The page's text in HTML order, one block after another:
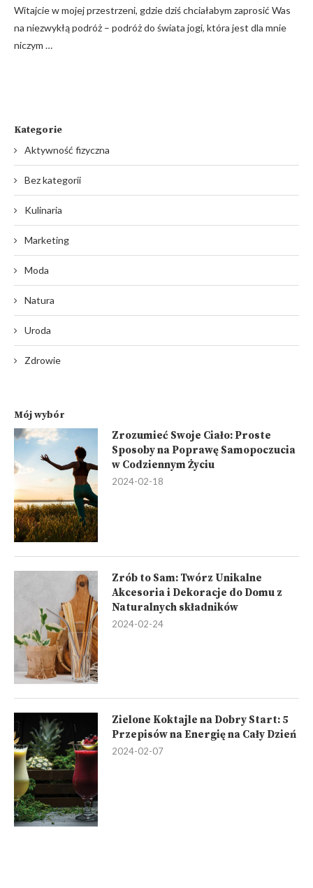
Witajcie w mojej przestrzeni, gdzie dziś chciałabym zaprosić Was
na niezwykłą podróż – podróż do świata jogi, która jest dla mnie
niczym …
Kategorie
Aktywność fizyczna
Bez kategorii
Kulinaria
Marketing
Moda
Natura
Uroda
Zdrowie
Mój wybór
Zrozumieć Swoje Ciało: Proste
Sposoby na Poprawę Samopoczucia
w Codziennym Życiu
2024-02-18
Zrób to Sam: Twórz Unikalne
Akcesoria i Dekoracje do Domu z
Naturalnych składników
2024-02-24
Zielone Koktajle na Dobry Start: 5
Przepisów na Energię na Cały Dzień
2024-02-07